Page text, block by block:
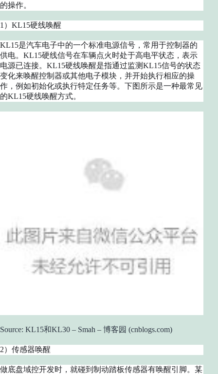
的操作。
1）KL15硬线唤醒
KL15是汽车电子中的一个标准电源信号，常用于控制器的
供电。KL15硬线信号在车辆点火时处于高电平状态，表示
电源已连接。KL15硬线唤醒是指通过监测KL15信号的状态
变化来唤醒控制器或其他电子模块，并开始执行相应的操
作，例如初始化或执行特定任务等。下图所示是一种最常见
的KL15硬线唤醒方式。
Source: KL15和KL30 – Smah – 博客园 (cnblogs.com)
2）传感器唤醒
做底盘域控开发时，就碰到制动踏板传感器有唤醒引脚。某